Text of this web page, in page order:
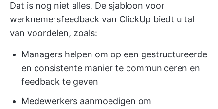
Dat is nog niet alles. De sjabloon voor
werknemersfeedback van ClickUp biedt u tal
van voordelen, zoals:
Managers helpen om op een gestructureerde
en consistente manier te communiceren en
feedback te geven
Medewerkers aanmoedigen om